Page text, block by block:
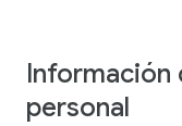
Información
personal